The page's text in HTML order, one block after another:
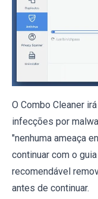
O Combo Cleaner
infecções por
"nenhuma ameaça
continuar com o
recomendável
antes de continuar.